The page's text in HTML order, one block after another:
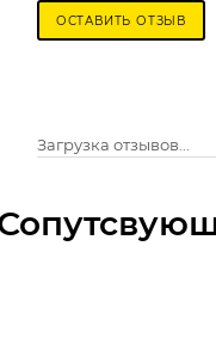
ОСТАВИТЬ ОТЗЫВ
Загрузка отзывов...